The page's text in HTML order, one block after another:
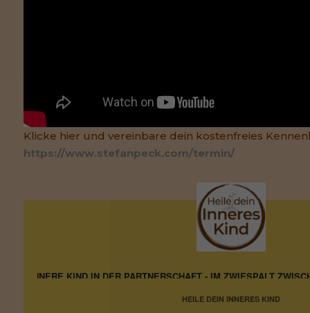
Klicke hier und vereinbare dein kostenfreies
https://www.stefanpeck.com/termin/
HEILE DEIN INNERES KIND
DAS INNERE KIND IN DER PARTNERSCHAFT - IM ZWIESPALT